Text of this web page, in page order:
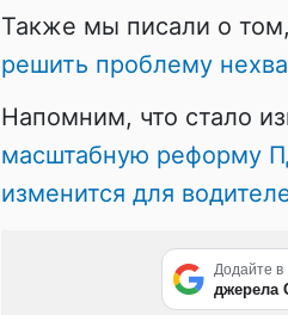
Также мы писали о
решить проблему
Напомним, что стало
масштабную реформу
изменится для
Додайте в
джерела